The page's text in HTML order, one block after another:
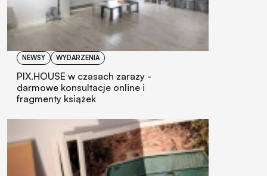
NEWSY WYDARZENIA
PIX.HOUSE w czasach zarazy -
darmowe konsultacje online i
fragmenty książek